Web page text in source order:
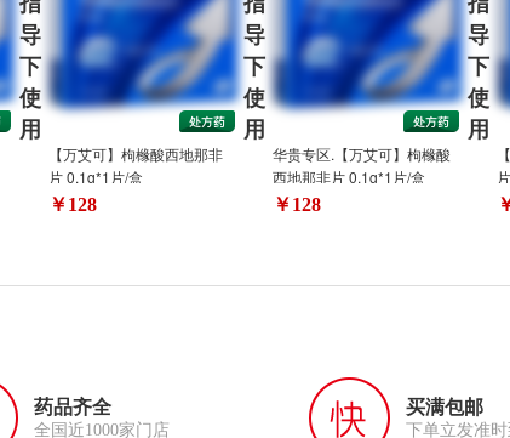
导
下
使
用
【万艾可】枸橼酸西地那非
片 0.1g*1片/盒
￥128
导
下
使
用
华贵专区.【万艾可】枸橼酸
西地那非片 0.1g*1片/盒
￥128
导
下
使
用
药品齐全
全国近1000家门店
买满包邮
下单立发准